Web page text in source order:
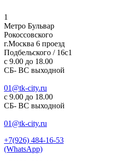
1
Метро Бульвар
Рокоссовского
г.Москва 6 проезд
Подбельского / 16с1
c 9.00 до 18.00
СБ- ВС выходной
01@tk-city.ru
c 9.00 до 18.00
СБ- ВС выходной
01@tk-city.ru
+7(926) 484-16-53
(WhatsApp)